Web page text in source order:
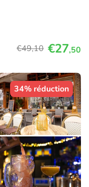
€49,10 €27,50
34% réduction